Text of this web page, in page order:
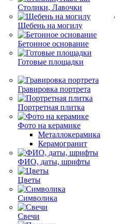
Столики, Лавочки
Щебень на могилу
Бетонное основание
Готовые площадки
Гравировка портрета
Портретная плитка
Фото на керамике
Металлокерамика
Керамогранит
ФИО, даты, шрифты
Цветы
Символика
Свечи